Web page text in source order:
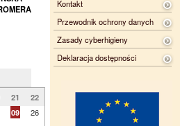
Kontakt
Przewodnik ochrony danych
Zasady cyberhigieny
Deklaracja dostępności
21
22
09 26